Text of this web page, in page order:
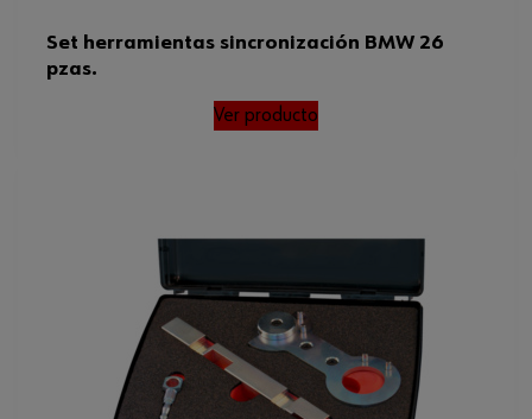
Set herramientas sincronización BMW 26
pzas.
Ver producto